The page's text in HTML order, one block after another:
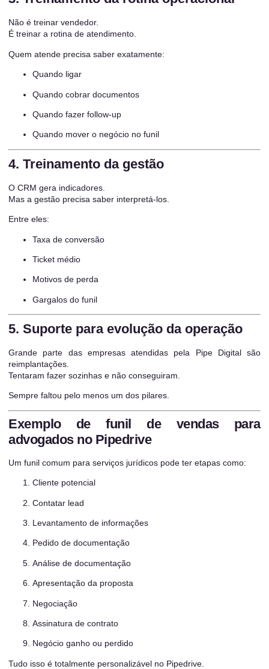
Não é treinar vendedor.
É treinar a rotina de atendimento.
Quem atende precisa saber exatamente:
Quando ligar
Quando cobrar documentos
Quando fazer follow-up
Quando mover o negócio no funil
4. Treinamento da gestão
O CRM gera indicadores.
Mas a gestão precisa saber interpretá-los.
Entre eles:
Taxa de conversão
Ticket médio
Motivos de perda
Gargalos do funil
5. Suporte para evolução da operação
Grande parte das empresas atendidas pela Pipe Digital são
reimplantações.
Tentaram fazer sozinhas e não conseguiram.
Sempre faltou pelo menos um dos pilares.
Exemplo de funil de vendas para
advogados no Pipedrive
Um funil comum para serviços jurídicos pode ter etapas como:
Cliente potencial
Contatar lead
Levantamento de informações
Pedido de documentação
Análise de documentação
Apresentação da proposta
Negociação
Assinatura de contrato
Negócio ganho ou perdido
Tudo isso é totalmente personalizável no Pipedrive.